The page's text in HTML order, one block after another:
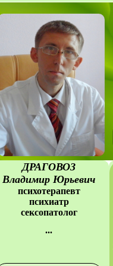
ДРАГОВОЗ
Владимир Юрьевич
психотерапевт
психиатр
сексопатолог
...